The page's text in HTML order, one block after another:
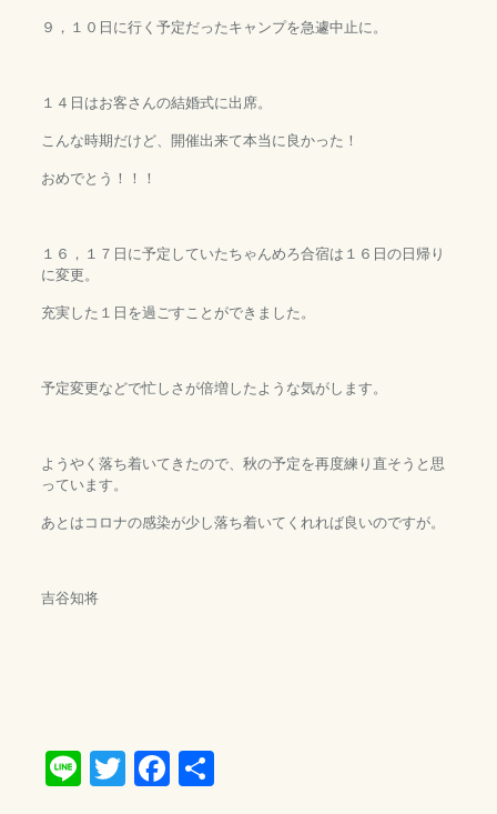
９，１０日に行く予定だったキャンプを急遽中止に。
１４日はお客さんの結婚式に出席。
こんな時期だけど、開催出来て本当に良かった！
おめでとう！！！
１６，１７日に予定していたちゃんめろ合宿は１６日の日帰り
に変更。
充実した１日を過ごすことができました。
予定変更などで忙しさが倍増したような気がします。
ようやく落ち着いてきたので、秋の予定を再度練り直そうと思
っています。
あとはコロナの感染が少し落ち着いてくれれば良いのですが。
吉谷知将
LineTwitter
Facebook
共